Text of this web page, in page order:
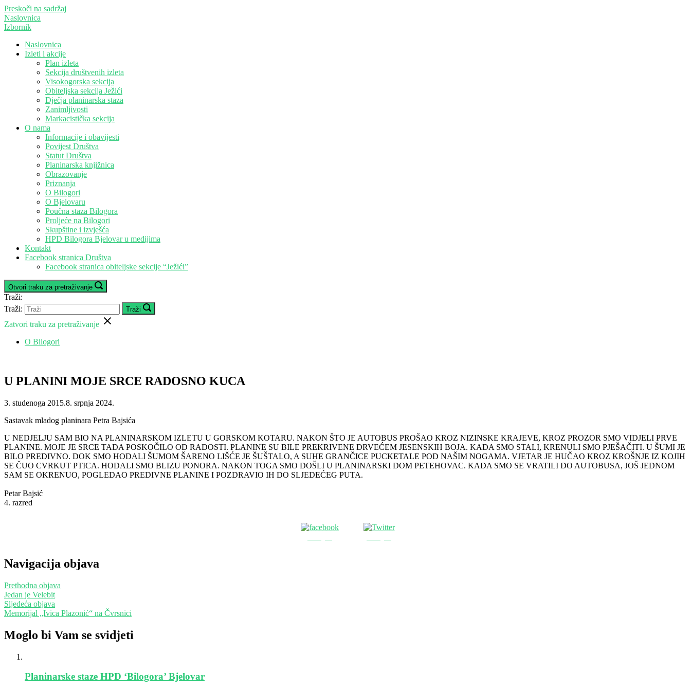
Preskoči na sadržaj
Naslovnica
Izbornik
Naslovnica
Izleti i akcije
Plan izleta
Sekcija društvenih izleta
Visokogorska sekcija
Obiteljska sekcija Ježići
Dječja planinarska staza
Zanimljivosti
Markacistička sekcija
O nama
Informacije i obavijesti
Povijest Društva
Statut Društva
Planinarska knjižnica
Obrazovanje
Priznanja
O Bilogori
O Bjelovaru
Poučna staza Bilogora
Proljeće na Bilogori
Skupštine i izvješća
HPD Bilogora Bjelovar u medijima
Kontakt
Facebook stranica Društva
Facebook stranica obiteljske sekcije “Ježići”
Otvori traku za pretraživanje
Traži:
Traži:
Traži
Zatvori traku za pretraživanje
O Bilogori
U PLANINI MOJE SRCE RADOSNO KUCA
3. studenoga 2015.8. srpnja 2024.
Sastavak mladog planinara Petra Bajsića
U NEDJELJU SAM BIO NA PLANINARSKOM IZLETU U GORSKOM KOTARU. NAKON ŠTO JE AUTOBUS PROŠAO KROZ NIZINSKE KRAJEVE, KROZ PROZOR SMO VIDJELI PRVE
PLANINE. MOJE JE SRCE TADA POSKOČILO OD RADOSTI. PLANINE SU BILE PREKRIVENE DRVEĆEM JESENSKIH BOJA. KADA SMO STALI, KRENULI SMO PJEŠAČITI. U ŠUMI JE
BILO PREDIVNO. DOK SMO HODALI ŠUMOM ŠARENO LIŠĆE JE ŠUŠTALO, A SUHE GRANČICE PUCKETALE POD NAŠIM NOGAMA. VJETAR JE HUČAO KROZ KROŠNJE IZ KOJIH
SE ČUO CVRKUT PTICA. HODALI SMO BLIZU PONORA. NAKON TOGA SMO DOŠLI U PLANINARSKI DOM PETEHOVAC. KADA SMO SE VRATILI DO AUTOBUSA, JOŠ JEDNOM
SAM SE OKRENUO, POGLEDAO PREDIVNE PLANINE I POZDRAVIO IH DO SLJEDEĆEG PUTA.
Petar Bajsić
4. razred
Navigacija objava
Prethodna objava
Jedan je Velebit
Sljedeća objava
Memorijal „Ivica Plazonić“ na Čvrsnici
Moglo bi Vam se svidjeti
Planinarske staze HPD ‘Bilogora’ Bjelovar